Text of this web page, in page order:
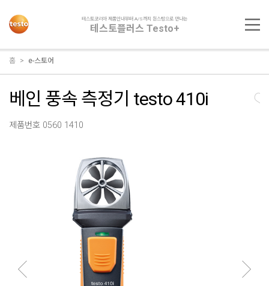
테스토코리아 제품안내부터 A/S까지 원스탑으로 만나는
테스토플러스 Testo+
홈 e-스토어
베인 풍속 측정기 testo 410i
제품번호 0560 1410